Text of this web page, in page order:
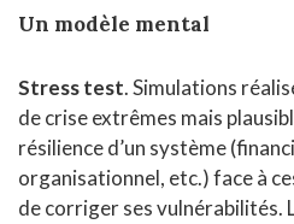
Un modèle mental
Stress test. Simulations
de crise extrêmes mais
résilience d’un système
organisationnel, etc.) face à
de corriger ses vulnérabilités.